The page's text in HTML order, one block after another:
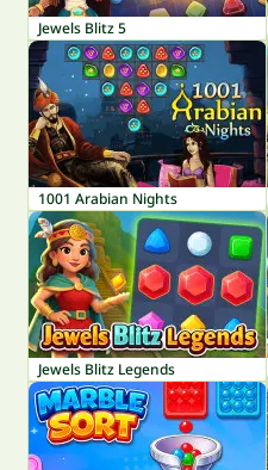
Jewels Blitz 5
1001 Arabian Nights
Jewels Blitz Legends